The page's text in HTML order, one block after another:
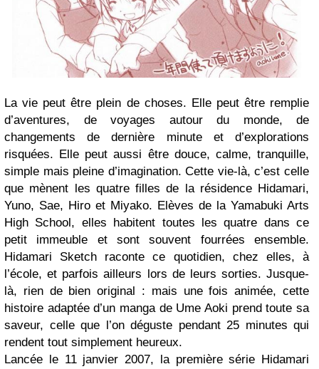
La vie peut être plein de choses. Elle peut être remplie
d’aventures, de voyages autour du monde, de
changements de dernière minute et d’explorations
risquées. Elle peut aussi être douce, calme, tranquille,
simple mais pleine d’imagination. Cette vie-là, c’est celle
que mènent les quatre filles de la résidence Hidamari,
Yuno, Sae, Hiro et Miyako. Elèves de la Yamabuki Arts
High School, elles habitent toutes les quatre dans ce
petit immeuble et sont souvent fourrées ensemble.
Hidamari Sketch raconte ce quotidien, chez elles, à
l’école, et parfois ailleurs lors de leurs sorties. Jusque-
là, rien de bien original : mais une fois animée, cette
histoire adaptée d’un manga de Ume Aoki prend toute sa
saveur, celle que l’on déguste pendant 25 minutes qui
rendent tout simplement heureux.
Lancée le 11 janvier 2007, la première série Hidamari